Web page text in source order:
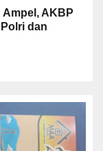
AKBP
dan